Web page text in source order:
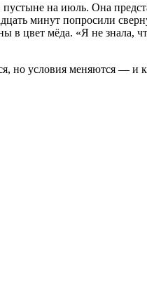
на июль. Она
минут попросили
в цвет мёда. «Я не
но условия меняются — и